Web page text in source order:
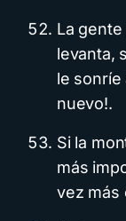
La
levanta,
le sonríe
nuevo!.
Si la
más
vez más